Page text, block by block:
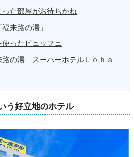
た部屋がお待ちかね
来路の湯」
ったビュッフェ
の湯 スーパーホテルＬｏｈａ
う好立地のホテル